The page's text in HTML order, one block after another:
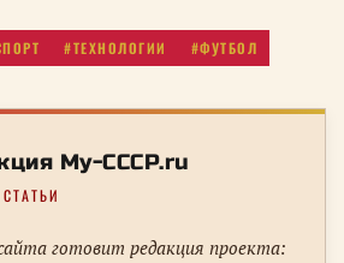
#ТЕХНОЛОГИИ #ФУТБОЛ
My-CCCP.ru
готовит редакция проекта: